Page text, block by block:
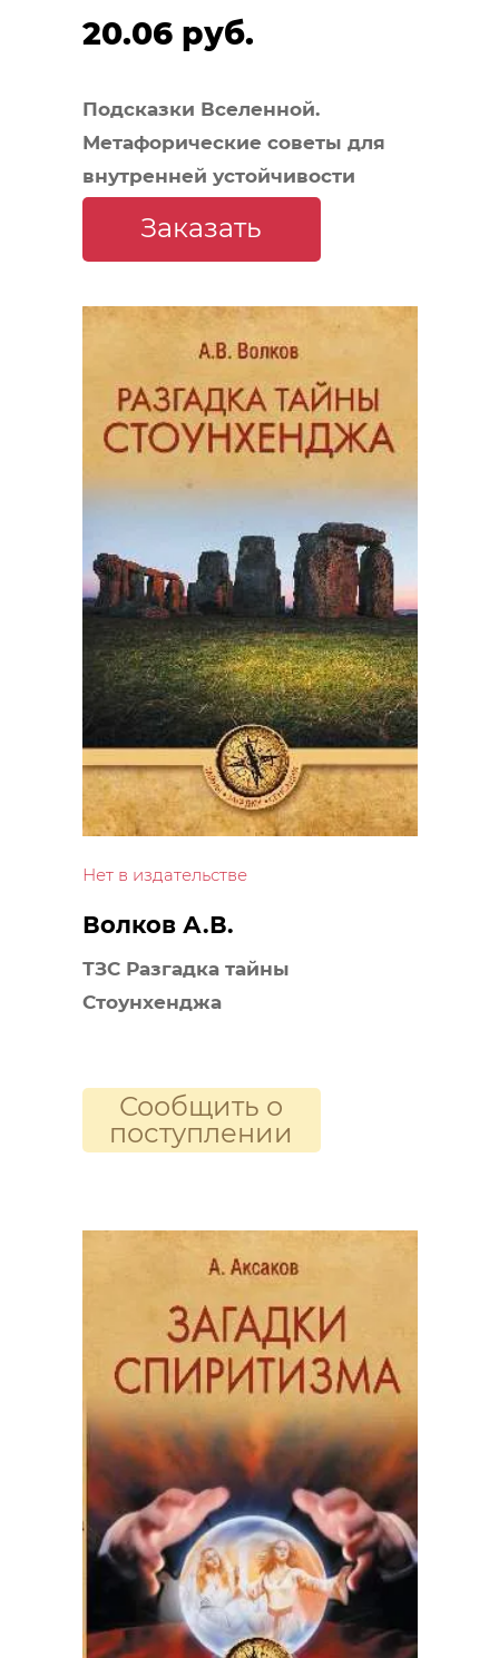
20.06 руб.
Подсказки Вселенной.
Метафорические советы для
внутренней устойчивости
Заказать
Нет в издательстве
Волков А.В.
ТЗС Разгадка тайны
Стоунхенджа
Сообщить о
поступлении